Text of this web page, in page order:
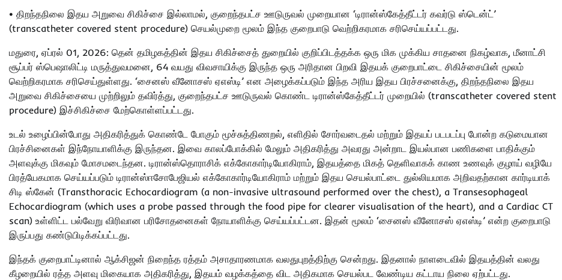
• திறந்தநிலை இதய அறுவை சிகிச்சை இல்லாமல், குறைந்தபட்ச ஊடுருவல் முறையான ‘டிரான்ஸ்கேத்தீட்டர் கவர்டு ஸ்டென்ட்’
(transcatheter covered stent procedure) செயல்முறை மூலம் இந்த குறைபாடு வெற்றிகரமாக சரிசெய்யப்பட்டது.
மதுரை, ஏப்ரல் 01, 2026: தென் தமிழகத்தின் இதய சிகிச்சைத் துறையில் குறிப்பிடத்தக்க ஒரு மிக முக்கிய சாதனை நிகழ்வாக, மீனாட்சி
சூப்பர் ஸ்பெஷாலிட்டி மருத்துவமனை, 64 வயது விவசாயிக்கு இருந்த ஒரு அரிதான பிறவி இதயக் குறைபாட்டை சிகிச்சையின் மூலம்
வெற்றிகரமாக சரிசெய்துள்ளது. ‘சைனஸ் வீனோசஸ் ஏஎஸ்டி’ என அழைக்கப்படும் இந்த அரிய இதய பிரச்சனைக்கு, திறந்தநிலை இதய
அறுவை சிகிச்சையை முற்றிலும் தவிர்த்து, குறைந்தபட்ச ஊடுருவல் கொண்ட டிரான்ஸ்கேத்தீட்டர் முறையில் (transcatheter covered stent
procedure) இச்சிகிச்சை மேற்கொள்ளப்பட்டது.
உடல் உழைப்பின்போது அதிகரித்துக் கொண்டே போகும் மூச்சுத்திணறல், எளிதில் சோர்வடைதல் மற்றும் இதயப் படபடப்பு போன்ற கடுமையான
பிரச்சினைகள் இந்நோயாளிக்கு இருந்தன. இவை காலப்போக்கில் மேலும் அதிகரித்து அவரது அன்றாட இயல்பான பணிகளை பாதிக்கும்
அளவுக்கு மிகவும் மோசமடைந்தன. டிரான்ஸ்தொராசிக் எக்கோகார்டியோகிராம், இதயத்தை மிகத் தெளிவாகக் காண உணவுக் குழாய் வழியே
பிரத்யேகமாக செய்யப்படும் டிரான்ஸ்ஈசோபேஜியல் எக்கோகார்டியோகிராம் மற்றும் இதய செயல்பாட்டை துல்லியமாக அறிவதற்கான கார்டியாக்
சிடி ஸ்கேன் (Transthoracic Echocardiogram (a non-invasive ultrasound performed over the chest), a Transesophageal
Echocardiogram (which uses a probe passed through the food pipe for clearer visualisation of the heart), and a Cardiac CT
scan) உள்ளிட்ட பல்வேறு விரிவான பரிசோதனைகள் நோயாளிக்கு செய்யப்பட்டன. இதன் மூலம் ‘சைனஸ் வீனோசஸ் ஏஎஸ்டி’ என்ற குறைபாடு
இருப்பது கண்டுபிடிக்கப்பட்டது.
இந்தக் குறைபாட்டினால் ஆக்சிஜன் நிறைந்த ரத்தம் அசாதாரணமாக வலதுபுறத்திற்கு சென்றது. இதனால் நாளடைவில் இதயத்தின் வலது
கீழறையில் ரத்த அளவு மிகையாக அதிகரித்து, இதயம் வழக்கத்தை விட அதிகமாக செயல்பட வேண்டிய கட்டாய நிலை ஏற்பட்டது.